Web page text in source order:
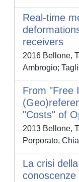
Real-time
receivers
2016 Bellone,
Ambrogio;
From "Free
"Costs" of
2013 Bellone,
Porporato,
La crisi